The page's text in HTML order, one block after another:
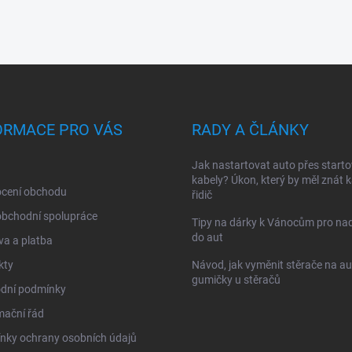
PRO VÁS
obchodu
spolupráce
a platba
podmínky
řád
ochrany osobních údajů
RADY A ČLÁNKY
Jak nastartovat auto přes
kabely? Úkon, který by měl znát
řidič
Tipy na dárky k Vánocům pro
do aut
Návod, jak vyměnit stěrače na
gumičky u stěračů